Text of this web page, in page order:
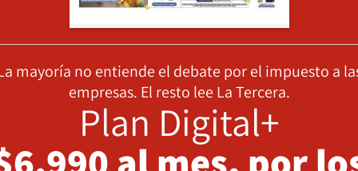
mayoría no entiende el debate por el impuesto a
empresas. El resto lee La Tercera.
Plan Digital+